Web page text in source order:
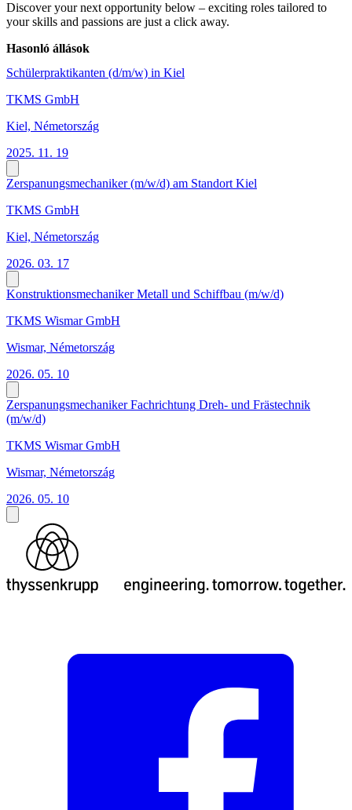
Discover your next opportunity below – exciting roles tailored to
your skills and passions are just a click away.
Hasonló állások
Schülerpraktikanten (d/m/w) in Kiel
TKMS GmbH
Kiel, Németország
2025. 11. 19
Zerspanungsmechaniker (m/w/d) am Standort Kiel
TKMS GmbH
Kiel, Németország
2026. 03. 17
Konstruktionsmechaniker Metall und Schiffbau (m/w/d)
TKMS Wismar GmbH
Wismar, Németország
2026. 05. 10
Zerspanungsmechaniker Fachrichtung Dreh- und Frästechnik
(m/w/d)
TKMS Wismar GmbH
Wismar, Németország
2026. 05. 10